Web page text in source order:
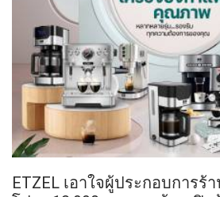
ETZEL เอาใจผู้ประกอบการ